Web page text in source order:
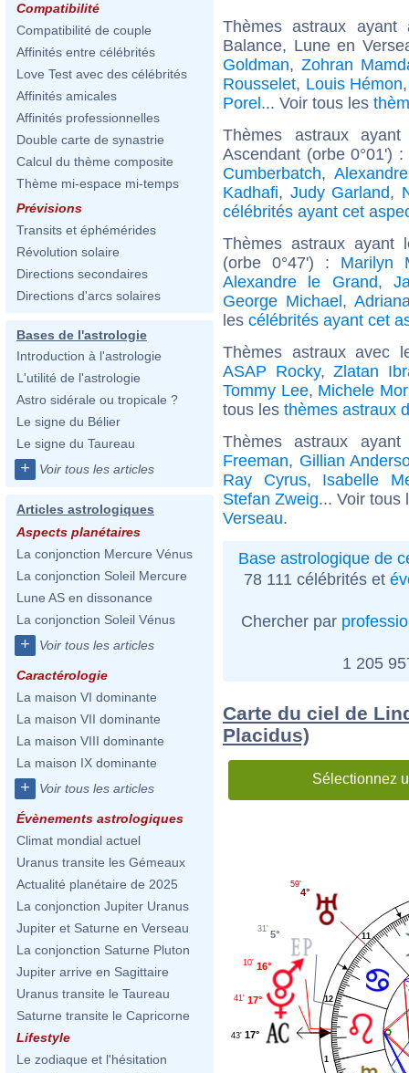
Compatibilité
Compatibilité de couple
Affinités entre célébrités
Love Test avec des célébrités
Affinités amicales
Affinités professionnelles
Double carte de synastrie
Calcul du thème composite
Thème mi-espace mi-temps
Prévisions
Transits et éphémérides
Révolution solaire
Directions secondaires
Directions d'arcs solaires
Bases de l'astrologie
Introduction à l'astrologie
L'utilité de l'astrologie
Astro sidérale ou tropicale ?
Le signe du Bélier
Le signe du Taureau
+ Voir tous les articles
Articles astrologiques
Aspects planétaires
La conjonction Mercure Vénus
La conjonction Soleil Mercure
Lune AS en dissonance
La conjonction Soleil Vénus
+ Voir tous les articles
Caractérologie
La maison VI dominante
La maison VII dominante
La maison VIII dominante
La maison IX dominante
+ Voir tous les articles
Évènements astrologiques
Climat mondial actuel
Uranus transite les Gémeaux
Actualité planétaire de 2025
La conjonction Jupiter Uranus
Jupiter et Saturne en Verseau
La conjonction Saturne Pluton
Jupiter arrive en Sagittaire
Uranus transite le Taureau
Saturne transite le Capricorne
Lifestyle
Le zodiaque et l'hésitation
Thèmes astraux
Balance, Lune en
Goldman,Zohran
Rousselet, Louis Hémon
Porel... Voir tous les
Thèmes astraux
Ascendant (orbe 0°01') :
Cumberbatch,
Kadhafi, Judy Garland,
célébrités ayant cet
Thèmes astraux ayant
(orbe 0°47') : Marilyn
Alexandre le Grand,
George Michael,
les célébrités ayant cet
Thèmes astraux avec
ASAP Rocky,Zlatan
Tommy Lee, Michele
tous les thèmes astraux
Thèmes astraux
Freeman, Gillian
Ray Cyrus, Isabelle
Stefan Zweig... Voir tous
Verseau.
Base astrologique de
78 111 célébrités et
Chercher par
1 205
Carte du ciel de
Placidus)
Sélectionnez
1
11
12
4°
59'
5°
31'
16°
10'
17°
41'
17°
43'